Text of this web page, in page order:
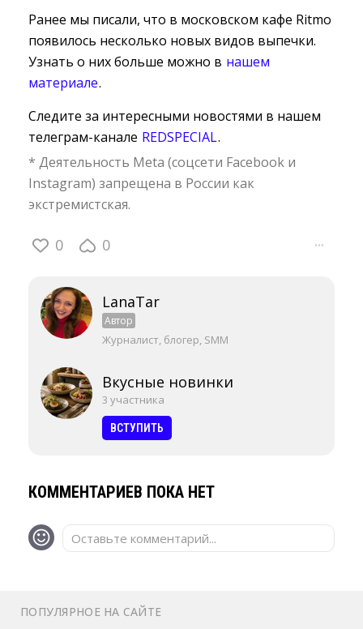
Ранее мы писали, что в московском кафе Ritmo
появилось несколько новых видов выпечки.
Узнать о них больше можно в нашем
материале.
Следите за интересными новостями в нашем
телеграм-канале REDSPECIAL.
* Деятельность Meta (соцсети Facebook и
Instagram) запрещена в России как
экстремистская.
0 0 ···
LanaTar
Автор
Журналист, блогер, SMM
Вкусные новинки
3 участника
ВСТУПИТЬ
КОММЕНТАРИЕВ ПОКА НЕТ
Оставьте комментарий...
ПОПУЛЯРНОЕ НА САЙТЕ